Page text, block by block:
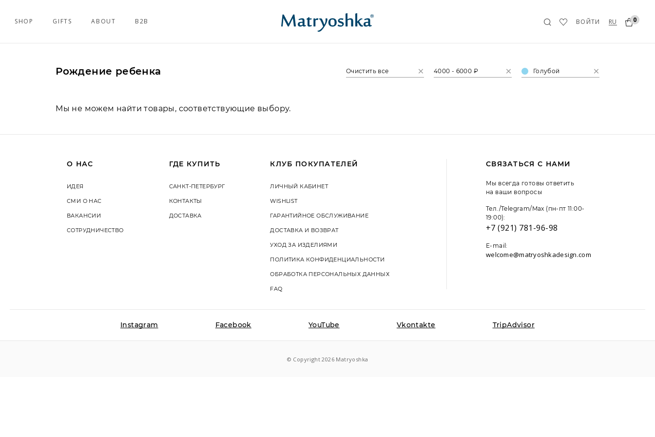
SHOP GIFTS ABOUT B2B ВОЙТИ RU 0
Рождение ребенка Очистить все 4000 - 6000 ₽ Голубой
Мы не можем найти товары, соответствующие выбору.
О НАС
ИДЕЯ
СМИ О НАС
ВАКАНСИИ
СОТРУДНИЧЕСТВО
ГДЕ КУПИТЬ
САНКТ-ПЕТЕРБУРГ
КОНТАКТЫ
ДОСТАВКА
КЛУБ ПОКУПАТЕЛЕЙ
ЛИЧНЫЙ КАБИНЕТ
WISHLIST
ГАРАНТИЙНОЕ ОБСЛУЖИВАНИЕ
ДОСТАВКА И ВОЗВРАТ
УХОД ЗА ИЗДЕЛИЯМИ
ПОЛИТИКА КОНФИДЕНЦИАЛЬНОСТИ
ОБРАБОТКА ПЕРСОНАЛЬНЫХ ДАННЫХ
FAQ
СВЯЗАТЬСЯ С НАМИ
Мы всегда готовы ответить
на ваши вопросы
Тел./Telegram/Max (пн-пт 11:00-
19:00):
+7 (921) 781-96-98
E-mail:
welcome@matryoshkadesign.com
Vkontakte
Facebook
Instagram YouTube TripAdvisor
© Copyright 2026 Matryoshka